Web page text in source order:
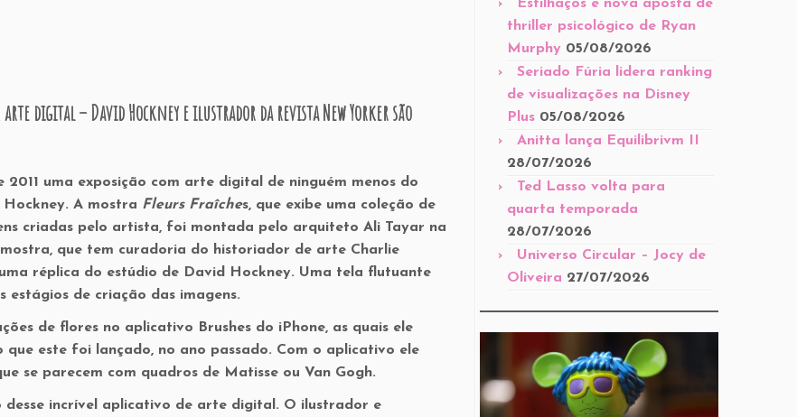
digital – David Hockney e ilustrador da revista New Yorker são
uma exposição com arte digital de ninguém menos do
A mostra Fleurs Fraîches, que exibe uma coleção de
criadas pelo artista, foi montada pelo arquiteto Ali Tayar na
que tem curadoria do historiador de arte Charlie
réplica do estúdio de David Hockney. Uma tela flutuante
de criação das imagens.
de flores no aplicativo Brushes do iPhone, as quais ele
este foi lançado, no ano passado. Com o aplicativo ele
se parecem com quadros de Matisse ou Van Gogh.
desse incrível aplicativo de arte digital. O ilustrador e
Estilhaços é nova aposta de
thriller psicológico de Ryan
Murphy 05/08/2026
Seriado Fúria lidera ranking
de visualizações na Disney
Plus 05/08/2026
Anitta lança Equilibrivm II
28/07/2026
Ted Lasso volta para
quarta temporada
28/07/2026
Universo Circular – Jocy de
Oliveira 27/07/2026